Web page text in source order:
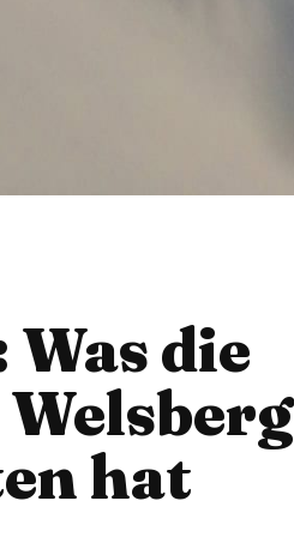
die
hat